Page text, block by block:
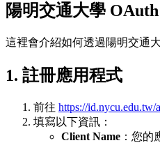
陽明交通大學
這裡會介紹如何透過陽明交通
1. 註冊應用程式
前往 https://id.nycu.edu.tw/
填寫以下資訊：
Client Name ：您的